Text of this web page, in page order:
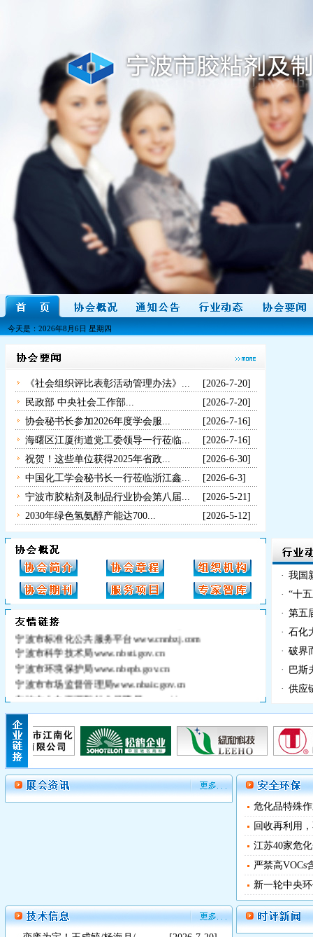
今天是：2026年8月6日 星期四
《社会组织评比表彰活动管理办法》...
[2026-7-20]
民政部 中央社会工作部...
[2026-7-20]
协会秘书长参加2026年度学会服...
[2026-7-16]
海曙区江厦街道党工委领导一行莅临...
[2026-7-16]
祝贺！这些单位获得2025年省政...
[2026-6-30]
中国化工学会秘书长一行莅临浙江鑫...
[2026-6-3]
宁波市胶粘剂及制品行业协会第八届...
[2026-5-21]
2030年绿色氢氨醇产能达700...
[2026-5-12]
宁波市经济和信息化委员会
宁波市标准化公共服务平台
www.cnnbzj.com
宁波市科学技术局www.nbsti.gov.cn
宁波市环境保护局www.nbepb.gov.cn
宁波市市场监督管理局www.nbaic.gov.cn
宁波市人力资源和社会保障局 www.nbhrss.gov.cn
中国环氧树脂网www.epoxy-e.com
宁波工业行业协会信息平台nbhb.nbsme.gov.cn
林中祥胶粘剂技术信息网 www.adhesive-lin.com
胶粘剂网www.cnadhesives.com
浙江省粘接技术协会www.zj-adhesion.com
宁波文具行业协会 www.cnnbsa.com
宁波化工贸促会www.nbcitp.org
· 我国
· “十
· 第五
· 石化
· 破界
·
巴斯
· 供应
危化品特殊
回收再利用
江苏40家危
严禁高VOCs
新一轮中央